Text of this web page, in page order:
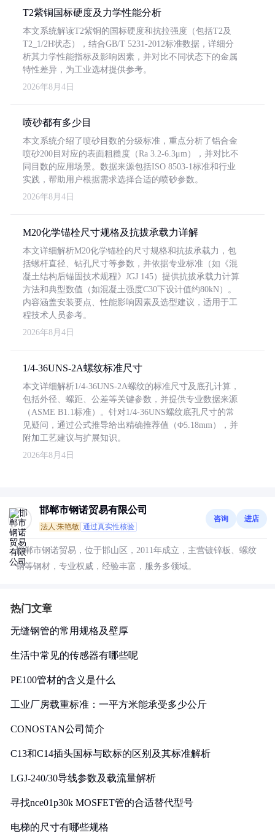
T2紫铜国标硬度及力学性能分析
本文系统解读T2紫铜的国标硬度和抗拉强度（包括T2及
T2_1/2H状态），结合GB/T 5231-2012标准数据，详细分
析其力学性能指标及影响因素，并对比不同状态下的金属
特性差异，为工业选材提供参考。
2026年8月4日
喷砂都有多少目
本文系统介绍了喷砂目数的分级标准，重点分析了铝合金
喷砂200目对应的表面粗糙度（Ra 3.2-6.3μm），并对比不
同目数的应用场景。数据来源包括ISO 8503-1标准和行业
实践，帮助用户根据需求选择合适的喷砂参数。
2026年8月4日
M20化学锚栓尺寸规格及抗拔承载力详解
本文详细解析M20化学锚栓的尺寸规格和抗拔承载力，包
括螺杆直径、钻孔尺寸等参数，并依据专业标准（如《混
凝土结构后锚固技术规程》JGJ 145）提供抗拔承载力计算
方法和典型数值（如混凝土强度C30下设计值约80kN）。
内容涵盖安装要点、性能影响因素及选型建议，适用于工
程技术人员参考。
2026年8月4日
1/4-36UNS-2A螺纹标准尺寸
本文详细解析1/4-36UNS-2A螺纹的标准尺寸及底孔计算，
包括外径、螺距、公差等关键参数，并提供专业数据来源
（ASME B1.1标准）。针对1/4-36UNS螺纹底孔尺寸的常
见疑问，通过公式推导给出精确推荐值（Φ5.18mm），并
附加工艺建议与扩展知识。
2026年8月4日
邯郸市钢诺贸易有限公司
法人:朱艳敏 通过真实性核验
咨询 进店
邯郸市钢诺贸易，位于邯山区，2011年成立，主营镀锌板、螺纹
钢等钢材，专业权威，经验丰富，服务多领域。
热门文章
无缝钢管的常用规格及壁厚
生活中常见的传感器有哪些呢
PE100管材的含义是什么
工业厂房载重标准：一平方米能承受多少公斤
CONOSTAN公司简介
C13和C14插头国标与欧标的区别及其标准解析
LGJ-240/30导线参数及载流量解析
寻找nce01p30k MOSFET管的合适替代型号
电梯的尺寸有哪些规格